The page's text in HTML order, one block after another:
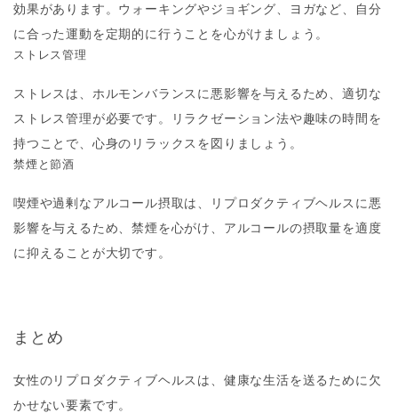
効果があります。ウォーキングやジョギング、ヨガなど、自分
に合った運動を定期的に行うことを心がけましょう。
ストレス管理
ストレスは、ホルモンバランスに悪影響を与えるため、適切な
ストレス管理が必要です。リラクゼーション法や趣味の時間を
持つことで、心身のリラックスを図りましょう。
禁煙と節酒
喫煙や過剰なアルコール摂取は、リプロダクティブヘルスに悪
影響を与えるため、禁煙を心がけ、アルコールの摂取量を適度
に抑えることが大切です。
まとめ
女性のリプロダクティブヘルスは、健康な生活を送るために欠
かせない要素です。